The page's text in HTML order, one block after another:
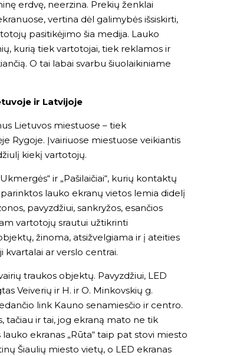
erdvę, neerzina. Prekių ženklai
vertina dėl galimybės išsiskirti,
pasitikėjimo šia medija. Lauko
kurią tiek vartotojai, tiek reklamos ir
O tai labai svarbu šiuolaikiniame
ir Latvijoje
Lietuvos miestuose – tiek
Rygoje. Įvairiuose miestuose veikiantis
kiekį vartotojų.
ir „Pašilaičiai“, kurių kontaktų
lauko ekranų vietos lemia didelį
pavyzdžiui, sankryžos, esančios
vartotojų srautui užtikrinti
žinoma, atsižvelgiama ir į ateities
kvartalai ar verslo centrai.
traukos objektų. Pavyzdžiui, LED
Veiverių ir H. ir O. Minkovskių g.
link Kauno senamiesčio ir centro.
tačiau ir tai, jog ekraną mato ne tik
ekranas „Rūta“ taip pat stovi miesto
Šiaulių miesto vietų, o LED ekranas